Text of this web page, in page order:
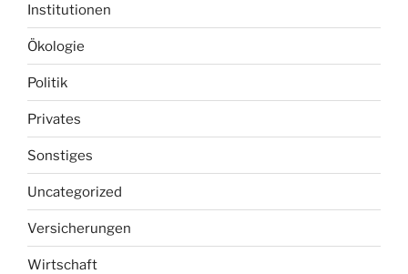
Institutionen
Ökologie
Politik
Privates
Sonstiges
Uncategorized
Versicherungen
Wirtschaft